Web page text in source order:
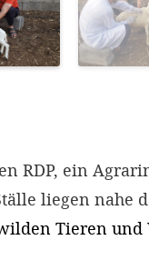
RDP, ein
liegen nahe
Tieren und